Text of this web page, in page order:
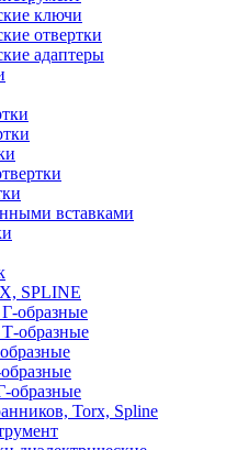
ключи
отвертки
адаптеры
вставками
SPLINE
образные
образные
образные
Torx, Spline